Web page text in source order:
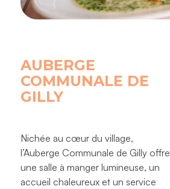
AUBERGE
COMMUNALE DE
GILLY
Nichée au cœur du village,
l’Auberge Communale de Gilly offre
une salle à manger lumineuse, un
accueil chaleureux et un service